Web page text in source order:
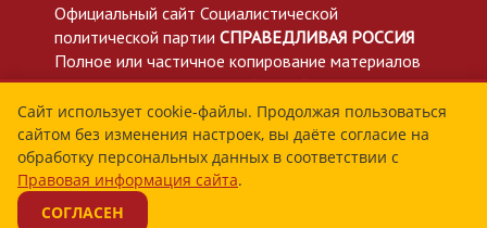
Официальный сайт Социалистической
политической партии СПРАВЕДЛИВАЯ РОССИЯ
Полное или частичное копирование материалов
приветствуется со ссылкой на сайт spravedlivo.ru
Политика в отношении обработки персональных
данных
Все материалы сайта spravedlivo.ru доступны по
лицензии Creative Commons Attribution 4.0 International
Сайт использует cookie-файлы. Продолжая пользоваться
сайтом без изменения настроек, вы даёте согласие на
обработку персональных данных в соответствии с
Правовая информация сайта.
СОГЛАСЕН